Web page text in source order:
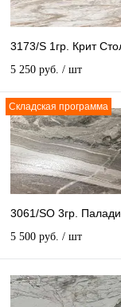
3173/S 1гр. Крит
5 250 руб. / шт
Складская программа
3061/SO 3гр.
5 500 руб. / шт